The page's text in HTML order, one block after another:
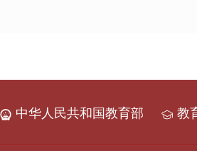
中华人民共和国教育部 教